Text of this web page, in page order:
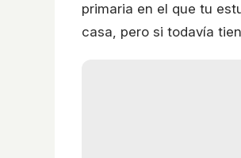
primaria en el que tu
casa, pero si todavía